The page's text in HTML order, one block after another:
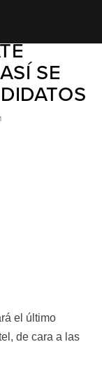
EL
SE
el último
de cara a las